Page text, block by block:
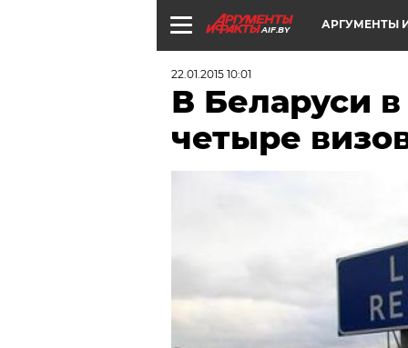
AIF.BY АРГУМЕНТЫ
22.01.2015 10:01
В Беларуси
четыре